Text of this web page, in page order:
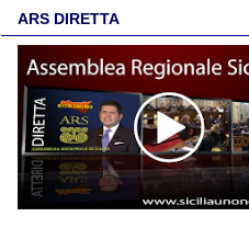
ARS DIRETTA